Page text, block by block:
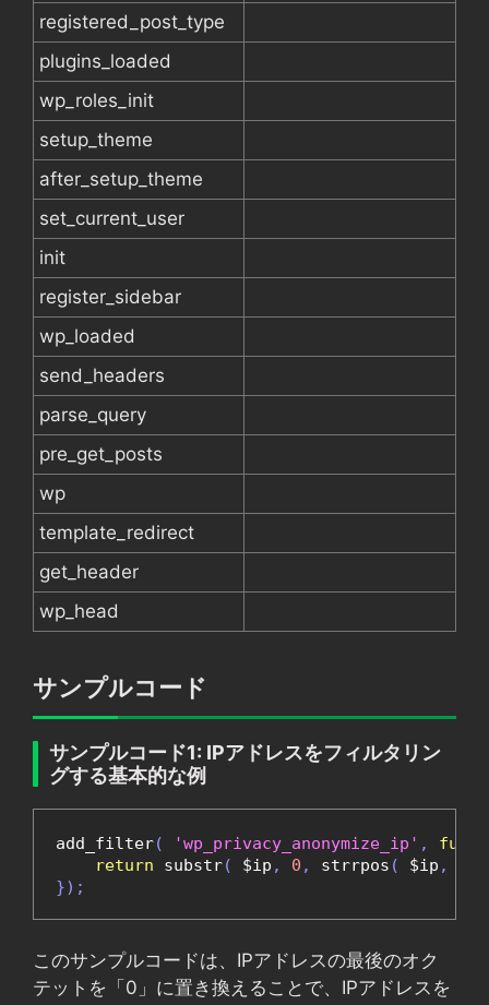
registered_post_type
plugins_loaded
wp_roles_init
setup_theme
after_setup_theme
set_current_user
init
register_sidebar
wp_loaded
send_headers
parse_query
pre_get_posts
wp
template_redirect
get_header
wp_head
サンプルコード
サンプルコード1: IPアドレスをフィルタリン
グする基本的な例
add_filter( 'wp_privacy_anonymize_ip' ,
return substr( $ip , 0 , strrpos ( $ip ,
});
このサンプルコードは、IPアドレスの最後のオク
テットを「0」に置き換えることで、IPアドレスを